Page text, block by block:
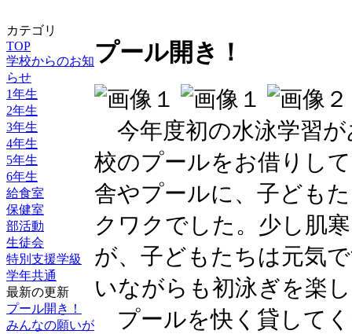
カテゴリ
TOP
学校からのお知
らせ
1年生
2年生
3年生
4年生
5年生
6年生
給食室
保健室
部活動
生徒会
特別支援学級
学年共通
最新の更新
プール開き！
みんなの願いが
プール開き！
今年度初の水泳学習が
校のプールをお借りし
舎やプールに、子ども
クワクでした。少し肌
が、子どもたちは元気
いながらも初泳ぎを楽
プールを快く貸して